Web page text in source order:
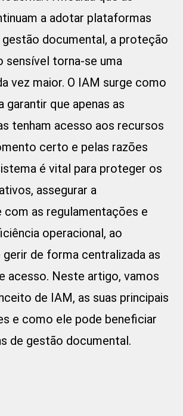
a adotar plataformas
gestão documental, a proteção
sensível torna-se uma
vez maior. O IAM surge como
garantir que apenas as
tenham acesso aos recursos
certo e pelas razões
é vital para proteger os
assegurar a
as regulamentações e
operacional, ao
de forma centralizada as
acesso. Neste artigo, vamos
de IAM, as suas principais
e como ele pode beneficiar
de gestão documental.